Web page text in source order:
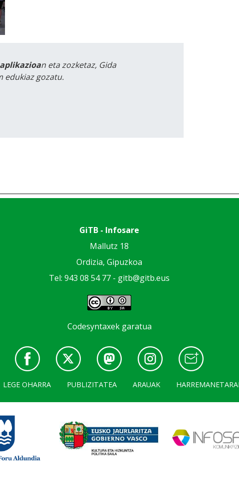
n eta zozketaz, Gida
edukiaz gozatu.
GiTB - Infosare
Mallutz 18
Ordizia, Gipuzkoa
Tel: 943 08 54 77 - gitb@gitb.eus
Codesyntaxek garatua
LEGE OHARRA PUBLIZITATEA ARAUAK